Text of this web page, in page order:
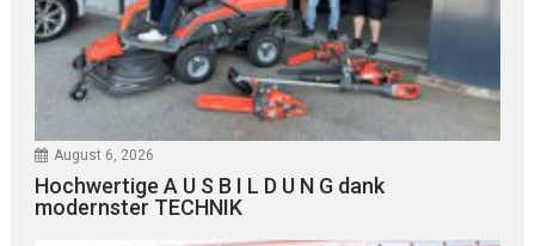
August 6, 2026
Hochwertige A U S B I L D U N G dank
modernster TECHNIK